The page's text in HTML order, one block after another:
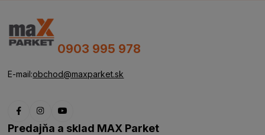
0903 995 978
E-mail:obchod@maxparket.sk
Predajňa a sklad MAX Parket